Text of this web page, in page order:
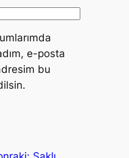
e-posta
bu